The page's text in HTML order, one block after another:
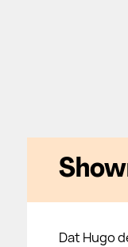
Dat Hugo